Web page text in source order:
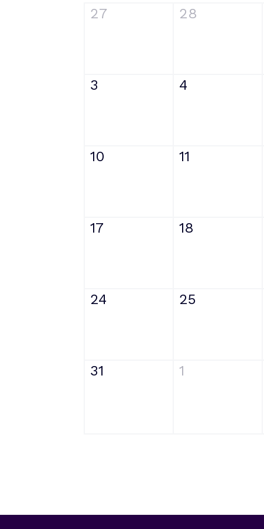
27 28
3 4
10 11
17 18
24 25
31 1